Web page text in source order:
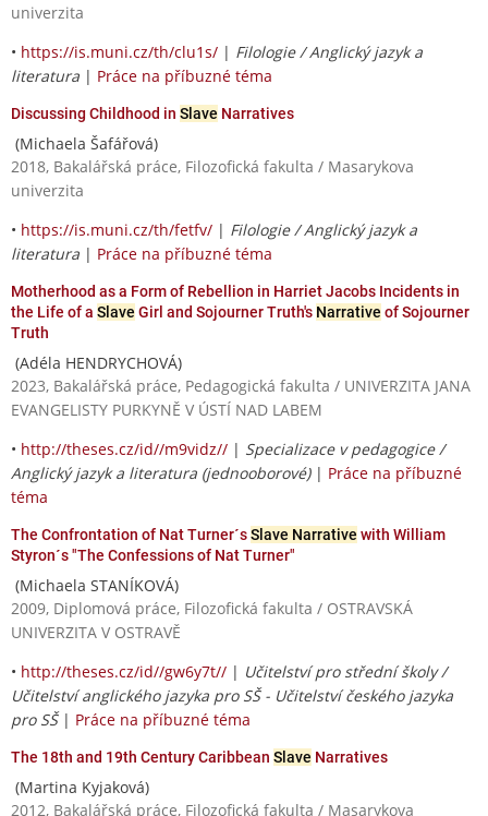
univerzita
• https://is.muni.cz/th/clu1s/ | Filologie / Anglický jazyk a
literatura | Práce na příbuzné téma
Discussing Childhood in Slave Narratives
(Michaela Šafářová)
2018, Bakalářská práce, Filozofická fakulta / Masarykova
univerzita
• https://is.muni.cz/th/fetfv/ | Filologie / Anglický jazyk a
literatura | Práce na příbuzné téma
Motherhood as a Form of Rebellion in Harriet Jacobs Incidents in
the Life of a Slave Girl and Sojourner Truth's Narrative of Sojourner
Truth
(Adéla HENDRYCHOVÁ)
2023, Bakalářská práce, Pedagogická fakulta / UNIVERZITA JANA
EVANGELISTY PURKYNĚ V ÚSTÍ NAD LABEM
• http://theses.cz/id//m9vidz// | Specializace v pedagogice /
Anglický jazyk a literatura (jednooborové)| Práce na příbuzné
téma
The Confrontation of Nat Turner´sSlave Narrative with William
Styron´s "The Confessions of Nat Turner"
(Michaela STANÍKOVÁ)
2009, Diplomová práce, Filozofická fakulta / OSTRAVSKÁ
UNIVERZITA V OSTRAVĚ
• http://theses.cz/id//gw6y7t// | Učitelství pro střední školy /
Učitelství anglického jazyka pro SŠ - Učitelství českého jazyka
pro SŠ| Práce na příbuzné téma
The 18th and 19th Century Caribbean Slave Narratives
(Martina Kyjaková)
2012, Bakalářská práce, Filozofická fakulta / Masarykova